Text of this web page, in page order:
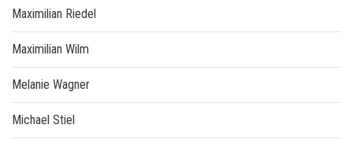
Maximilian Riedel
Maximilian Wilm
Melanie Wagner
Michael Stiel